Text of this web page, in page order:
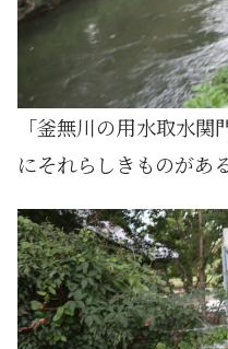
「釜無川の用水取水
にそれらしきものがある